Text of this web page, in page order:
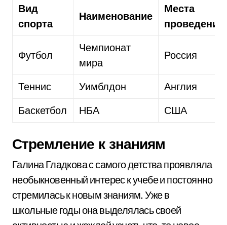
Вид
спорта
Наименование
Места
проведения
Футбол
Чемпионат
мира
Россия
Теннис Уимблдон
Англия
Баскетбол
НБА США
Стремление к знаниям
Галина Гладкова с самого детства проявляла
необыкновенный интерес к учебе и постоянно
стремилась к новым знаниям. Уже в
школьные годы она выделялась своей